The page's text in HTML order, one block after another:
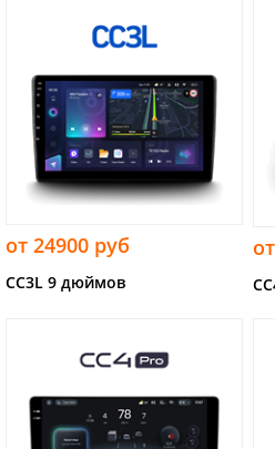
от 24900 руб
CC3L 9 дюймов